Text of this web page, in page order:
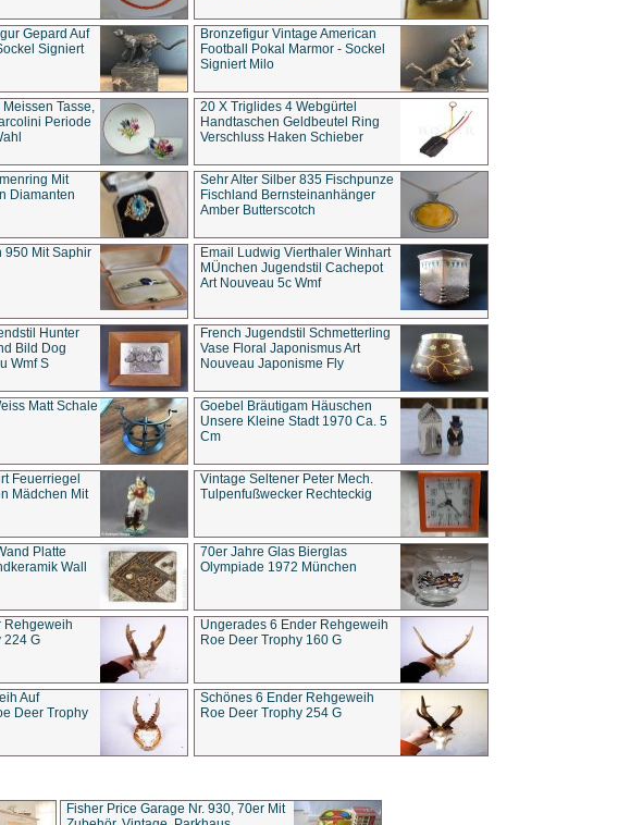
Gepard Auf
Signiert
Bronzefigur Vintage American
Football Pokal Marmor - Sockel
Signiert Milo
Tasse,
Periode
20 X Triglides 4 Webgürtel
Handtaschen Geldbeutel Ring
Verschluss Haken Schieber
Mit
Diamanten
Sehr Alter Silber 835 Fischpunze
Fischland Bernsteinanhänger
Amber Butterscotch
950 Mit Saphir
Email Ludwig Vierthaler Winhart
MÜnchen Jugendstil Cachepot
Art Nouveau 5c Wmf
Hunter
Bild Dog
Wmf S
French Jugendstil Schmetterling
Vase Floral Japonismus Art
Nouveau Japonisme Fly
Matt Schale
Goebel Bräutigam Häuschen
Unsere Kleine Stadt 1970 Ca. 5
Cm
Feuerriegel
Mädchen Mit
Vintage Seltener Peter Mech.
Tulpenfußwecker Rechteckig
Platte
Wall
70er Jahre Glas Bierglas
Olympiade 1972 München
Rehgeweih
224 G
Ungerades 6 Ender Rehgeweih
Roe Deer Trophy 160 G
Auf
Deer Trophy
Schönes 6 Ender Rehgeweih
Roe Deer Trophy 254 G
Fisher Price Garage Nr. 930, 70er Mit